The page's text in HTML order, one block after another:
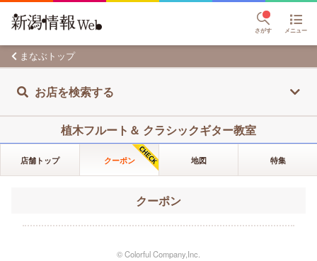
さがす メニュー
まなぶトップ
お店を検索する
植木フルート＆ クラシックギター教室
店舗トップ クーポン 地図 特集
クーポン
© Colorful Company,Inc.